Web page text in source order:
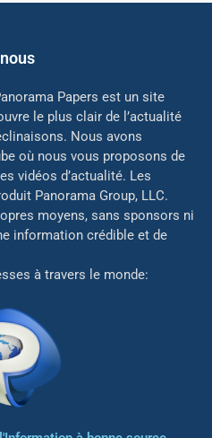
Papers est un site
le plus clair de l’actualité
Nous avons
où nous vous proposons de
vidéos d’actualité. Les
Panorama Group, LLC.
moyens, sans sponsors ni
information crédible et de
à travers le monde: